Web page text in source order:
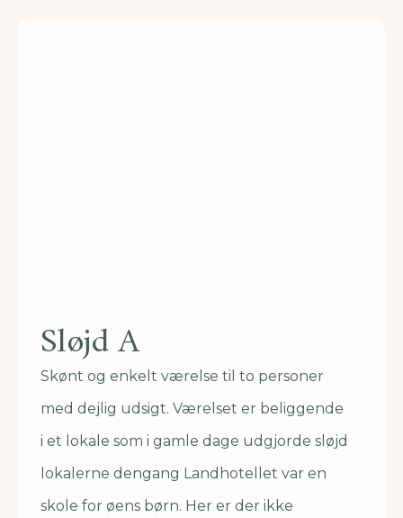
Sløjd A
Skønt og enkelt værelse til to personer
med dejlig udsigt. Værelset er beliggende
i et lokale som i gamle dage udgjorde sløjd
lokalerne dengang Landhotellet var en
skole for øens børn. Her er der ikke